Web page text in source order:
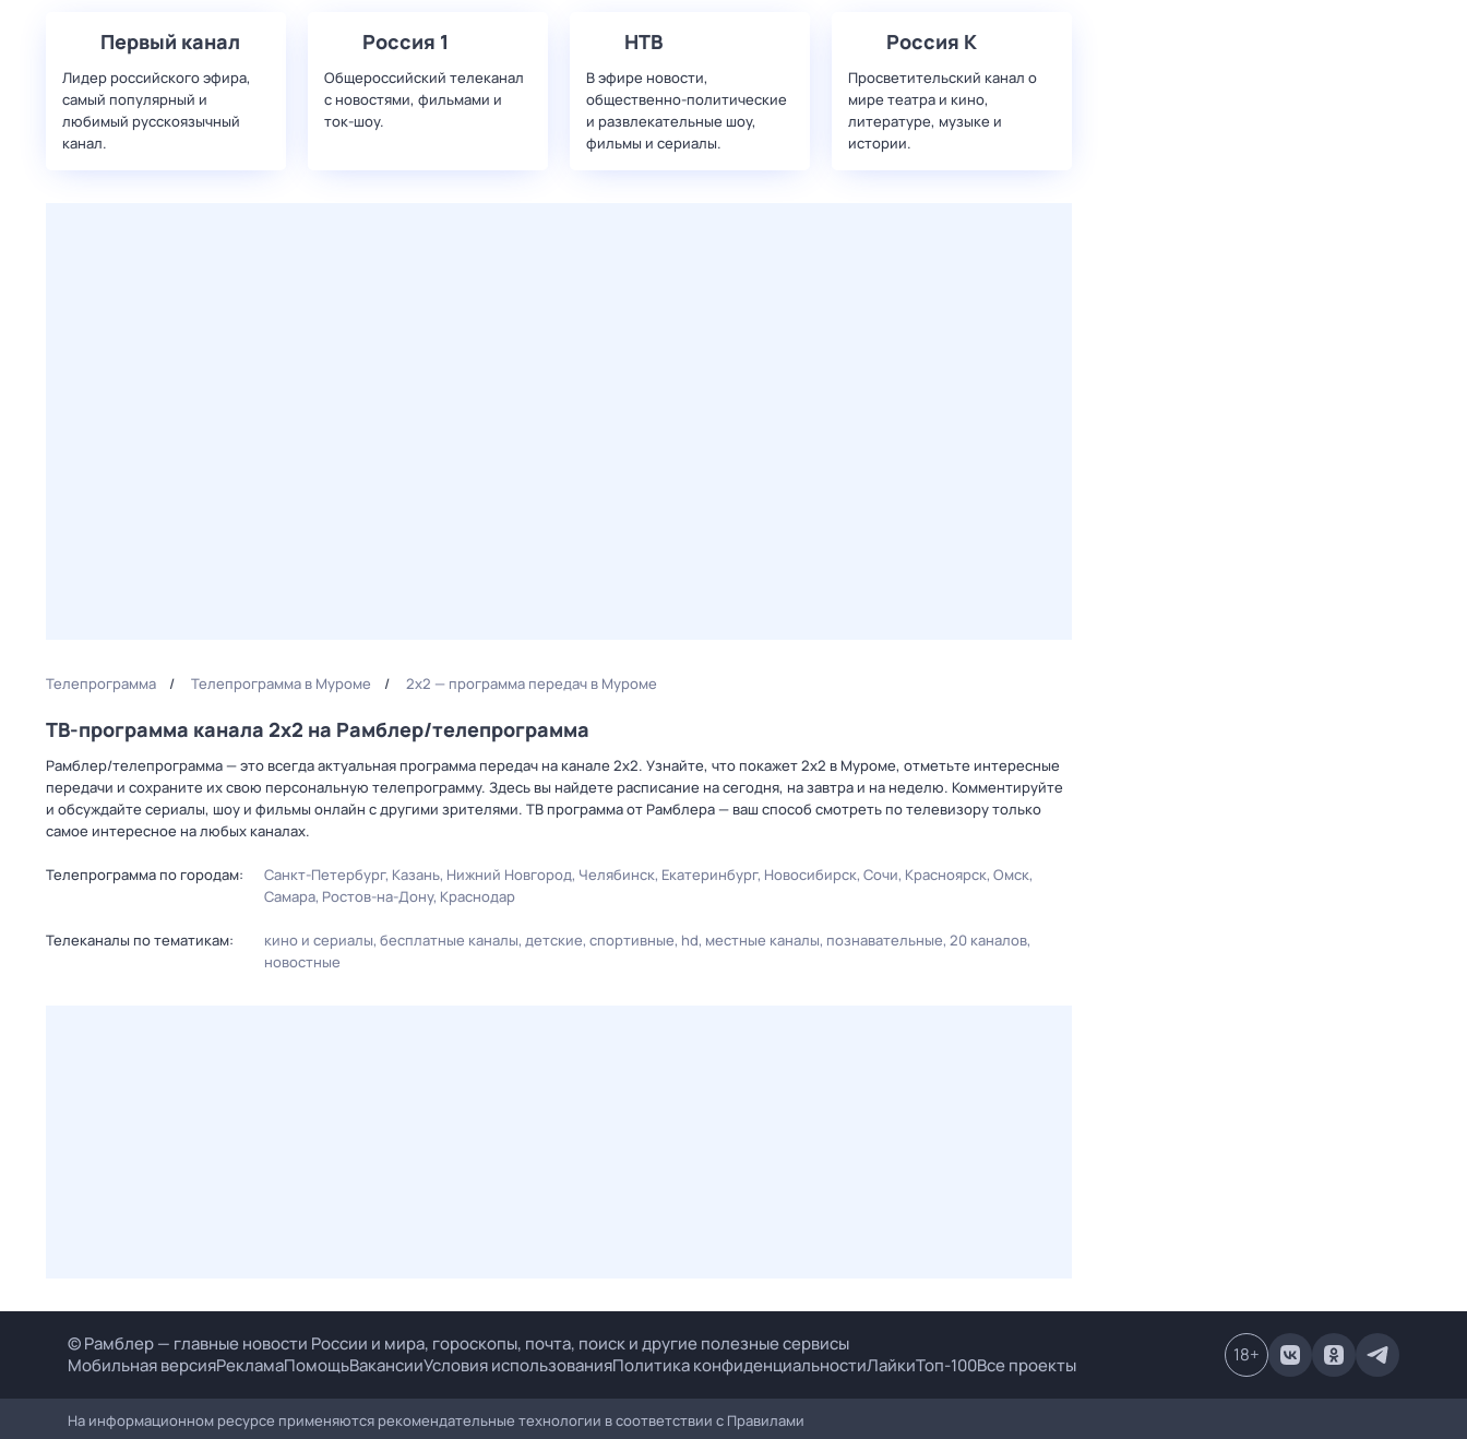
Первый канал
Лидер российского эфира,
самый популярный и
любимый русскоязычный
канал.
Россия 1
Общероссийский телеканал
с новостями, фильмами и
ток-шоу.
НТВ
В эфире новости,
общественно-политические
и развлекательные шоу,
фильмы и сериалы.
Россия К
Просветительский канал о
мире театра и кино,
литературе, музыке и
истории.
Телепрограмма Телепрограмма в Муроме 2x2 — программа передач в Муроме
ТВ-программа канала 2x2 на Рамблер/телепрограмма
Рамблер/телепрограмма — это всегда актуальная программа передач на канале 2x2. Узнайте, что покажет 2x2 в Муроме, отметьте интересные
передачи и сохраните их свою персональную телепрограмму. Здесь вы найдете расписание на сегодня, на завтра и на неделю. Комментируйте
и обсуждайте сериалы, шоу и фильмы онлайн с другими зрителями. ТВ программа от Рамблера — ваш способ смотреть по телевизору только
самое интересное на любых каналах.
Телепрограмма по городам: Санкт-Петербург Казань Нижний Новгород Челябинск Екатеринбург Новосибирск Сочи Красноярск Омск
Самара Ростов-на-Дону Краснодар
Телеканалы по тематикам: кино и сериалы бесплатные каналы детские спортивные hd местные каналы познавательные 20 каналов
новостные
© Рамблер — главные новости России и мира, гороскопы, почта, поиск и другие полезные сервисы
Мобильная версияРекламаПомощьВакансииУсловия использованияПолитика конфиденциальностиЛайкиТоп-100Все проекты 18+
На информационном ресурсе применяются рекомендательные технологии в соответствии с Правилами